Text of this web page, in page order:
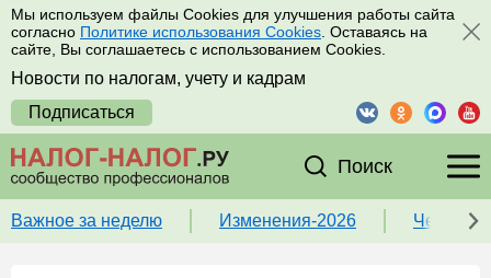
Мы используем файлы Cookies для улучшения работы сайта
согласно Политике использования Cookies . Оставаясь на
сайте, Вы соглашаетесь с использованием Cookies.
Новости по налогам, учету и кадрам
Подписаться
Поиск
Важное за неделю Изменения-2026 Чек-